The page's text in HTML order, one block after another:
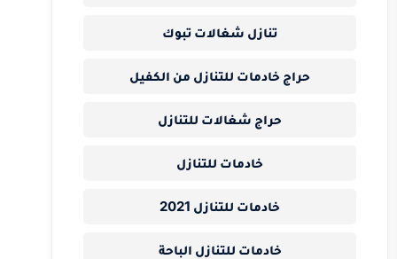
تنازل شغالات تبوك
حراج خادمات للتنازل من الكفيل
حراج شغالات للتنازل
خادمات للتنازل
خادمات للتنازل 2021
خادمات للتنازل الباحة